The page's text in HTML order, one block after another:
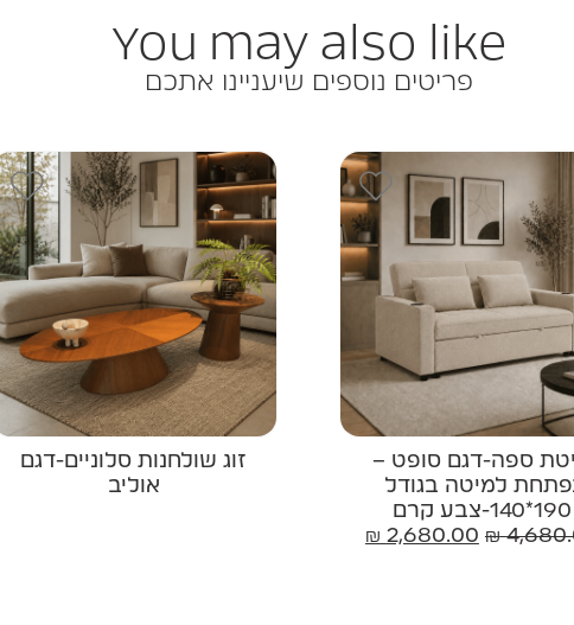
You may also like
פריטים נוספים שיעניינו אתכם
ספה-דגם סופט –
למיטה בגודל
190*140-צבע קרם
₪
2,680.00
₪
זוג שולחנות סלוניים-דגם
אוליב